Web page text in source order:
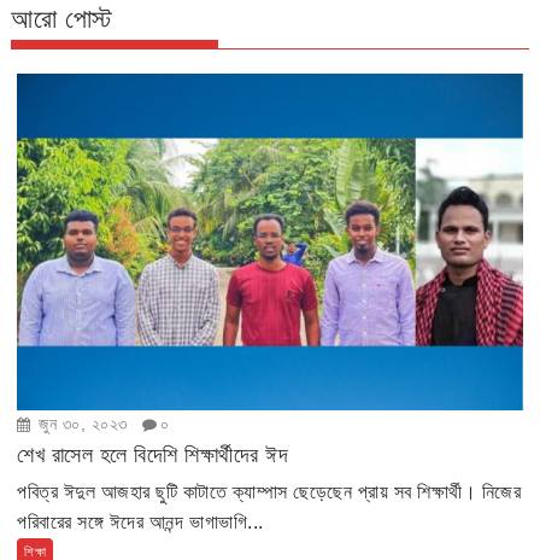
আরো পোস্ট
জুন ৩০, ২০২৩ ০
শেখ রাসেল হলে বিদেশি শিক্ষার্থীদের ঈদ
পবিত্র ঈদুল আজহার ছুটি কাটাতে ক্যাম্পাস ছেড়েছেন প্রায় সব শিক্ষার্থী। নিজের
পরিবারের সঙ্গে ঈদের আনন্দ ভাগাভাগি...
শিক্ষা